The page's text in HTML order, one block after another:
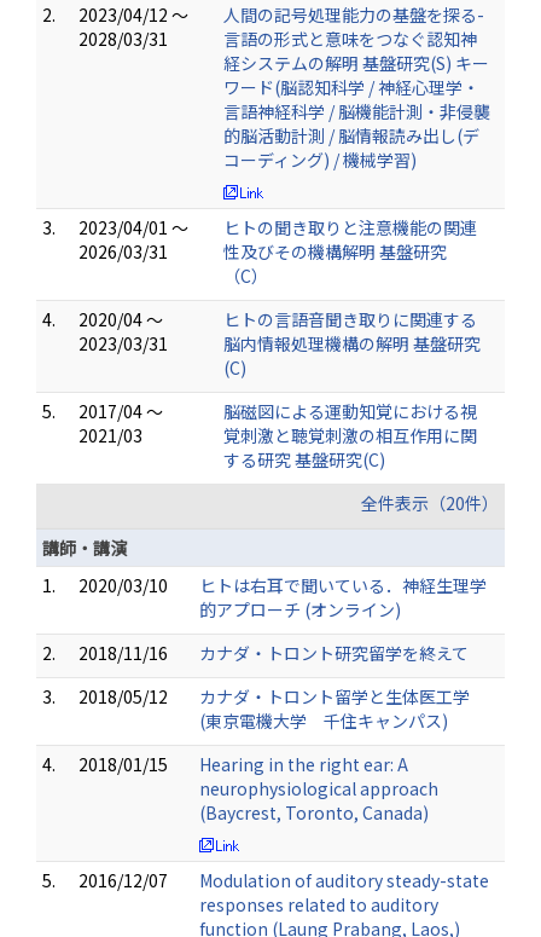
2.
2023/04/12 ～
2028/03/31
人間の記号処理能力の基盤を探る-
言語の形式と意味をつなぐ認知神
経システムの解明 基盤研究(S) キー
ワード(脳認知科学 / 神経心理学・
言語神経科学 / 脳機能計測・非侵襲
的脳活動計測 / 脳情報読み出し(デ
コーディング) / 機械学習)
3.
2023/04/01 ～
2026/03/31
ヒトの聞き取りと注意機能の関連
性及びその機構解明 基盤研究
（C）
4.
2020/04 ～
2023/03/31
ヒトの言語音聞き取りに関連する
脳内情報処理機構の解明 基盤研究
(C)
5.
2017/04 ～
2021/03
脳磁図による運動知覚における視
覚刺激と聴覚刺激の相互作用に関
する研究 基盤研究(C)
全件表示（20件）
講師・講演
1.
2020/03/10
ヒトは右耳で聞いている．神経生理学
的アプローチ (オンライン)
2.
2018/11/16
カナダ・トロント研究留学を終えて
3.
2018/05/12
カナダ・トロント留学と生体医工学
(東京電機大学 千住キャンパス)
4.
2018/01/15
Hearing in the right ear: A
neurophysiological approach
(Baycrest, Toronto, Canada)
5. 2016/12/07
Modulation of auditory steady-state
responses related to auditory
function (Laung Prabang, Laos,)